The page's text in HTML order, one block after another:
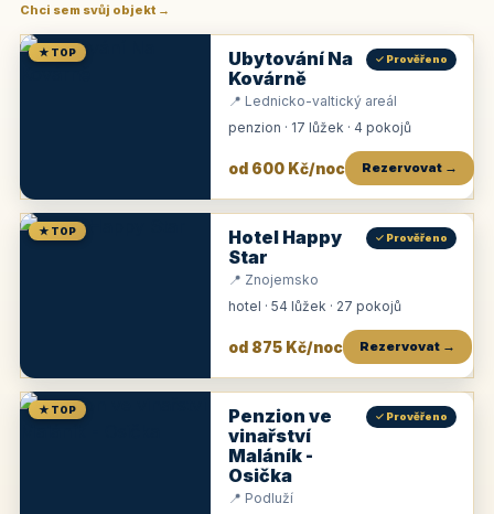
Chci sem svůj objekt →
★ TOP
Ubytování Na
Kovárně
✓ Prověřeno
📍 Lednicko-valtický areál
penzion · 17 lůžek · 4 pokojů
od 600 Kč/noc Rezervovat →
★ TOP
Hotel Happy
Star
✓ Prověřeno
📍 Znojemsko
hotel · 54 lůžek · 27 pokojů
od 875 Kč/noc Rezervovat →
★ TOP
Penzion ve
vinařství
Maláník -
Osička
✓ Prověřeno
📍 Podluží